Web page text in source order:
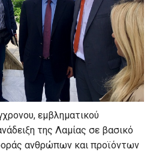
εμβληματικού
της Λαμίας σε βασικό
ανθρώπων και προϊόντων